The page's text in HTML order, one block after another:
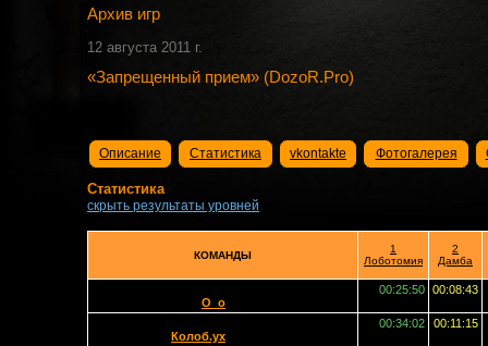
Архив игр
12 августа 2011 г.
«Запрещенный прием» (DozoR.Pro)
Описание Статистика vkontakte Фотогалерея
Статистика
скрыть результаты уровней
КОМАНДЫ
1
Лоботомия
2
Дамба
O_o
00:25:50 00:08:43
Колоб.ух
00:34:02 00:11:15